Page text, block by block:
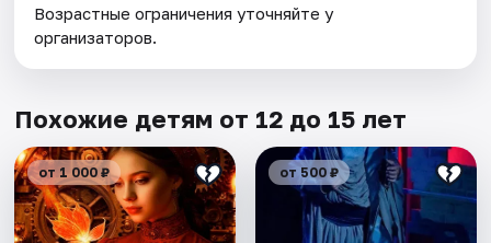
Возрастные ограничения уточняйте у
организаторов.
Похожие детям от 12 до 15 лет
от 1 000 ₽ от 500 ₽